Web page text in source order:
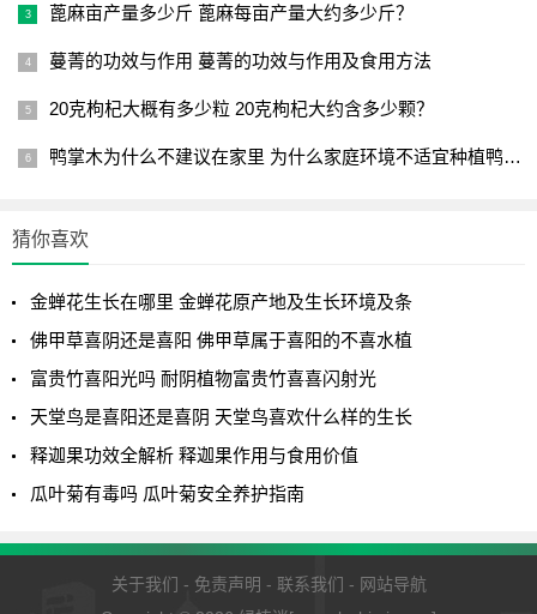
蓖麻亩产量多少斤 蓖麻每亩产量大约多少斤？
蔓菁的功效与作用 蔓菁的功效与作用及食用方法
20克枸杞大概有多少粒 20克枸杞大约含多少颗？
鸭掌木为什么不建议在家里 为什么家庭环境不适宜种植鸭掌木？
猜你喜欢
金蝉花生长在哪里 金蝉花原产地及生长环境及条
佛甲草喜阴还是喜阳 佛甲草属于喜阳的不喜水植
富贵竹喜阳光吗 耐阴植物富贵竹喜喜闪射光
天堂鸟是喜阳还是喜阴 天堂鸟喜欢什么样的生长
释迦果功效全解析 释迦果作用与食用价值
瓜叶菊有毒吗 瓜叶菊安全养护指南
关于我们 - 免责声明 - 联系我们 - 网站导航